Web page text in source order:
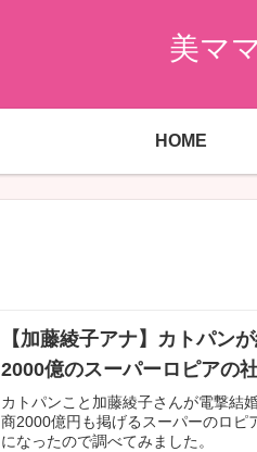
美マ
HOME
【加藤綾子アナ】カトパン
2000億のスーパーロピアの
カトパンこと加藤綾子さんが電撃結
商2000億円も掲げるスーパーのロピ
になったので調べてみました。